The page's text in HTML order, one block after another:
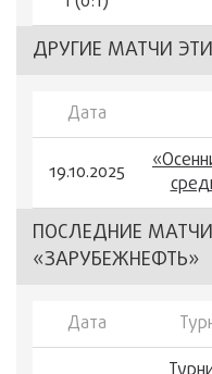
ДРУГИЕ МАТЧИ
Дата
19.10.2025
ПОСЛЕДНИЕ
«ЗАРУБЕЖНЕФТЬ»
Дата